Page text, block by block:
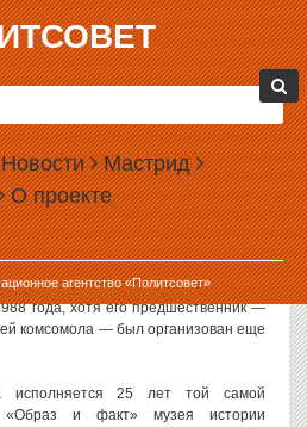
Мастрид
О проекте
агентство «Политсовет»
ЮБИЛЕЙ МУЗЕЯ
25-летний юбилей Музея Молодежи,
одним из самых ярких культурных
Сам музей при этом был
назад.
ведет с выставки «Образ и факт»,
года, хотя его предшественник —
комсомола — был организован еще
исполняется 25 лет той самой
«Образ и факт» музея истории